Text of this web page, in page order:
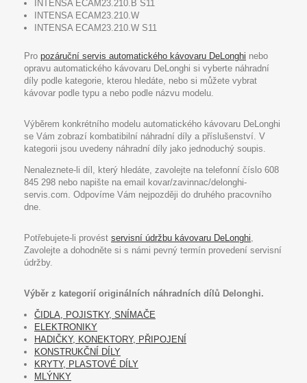
INTENSA ECAM23.210.B S11
INTENSA ECAM23.210.W
INTENSA ECAM23.210.W S11
Pro pozáruční servis automatického kávovaru DeLonghi nebo
opravu automatického kávovaru DeLonghi si vyberte náhradní
díly podle kategorie, kterou hledáte, nebo si můžete vybrat
kávovar podle typu a nebo podle názvu modelu.
Výběrem konkrétního modelu automatického kávovaru DeLonghi
se Vám zobrazí kombatibilní náhradní díly a příslušenství. V
kategorii jsou uvedeny náhradní díly jako jednoduchý soupis.
Nenaleznete-li díl, který hledáte, zavolejte na telefonní číslo 608
845 298 nebo napište na email kovar/zavinnac/delonghi-
servis.com. Odpovíme Vám nejpozději do druhého pracovního
dne.
Potřebujete-li provést servisní údržbu kávovaru DeLonghi,
Zavolejte a dohodněte si s námi pevný termín provedení servisní
údržby.
Výběr z kategorií originálních náhradních dílů Delonghi.
ČIDLA, POJISTKY, SNÍMAČE
ELEKTRONIKY
HADIČKY, KONEKTORY, PŘIPOJENÍ
KONSTRUKČNÍ DÍLY
KRYTY, PLASTOVÉ DÍLY
MLÝNKY